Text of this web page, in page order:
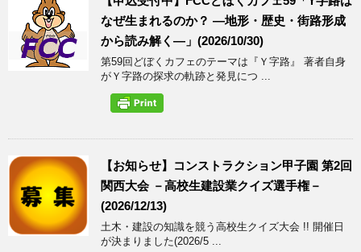
なぜ生まれるのか？ ―地形・歴史・街路形成
から読み解く―」(2026/10/30)
第59回どぼくカフェのテーマは『Ｙ字路』 著者自身
がＹ字路の探求の軌跡と発見につ ...
【お知らせ】コンストラクション甲子園 第2回
関西大会 －高校生建設業クイズ選手権－
(2026/12/13)
土木・建設の知識を競う高校生クイズ大会 !! 開催日
が決まりました(2026/5 ...